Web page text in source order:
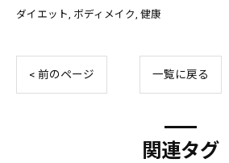
ダイエット ボディメイク 健康
< 前のページ 一覧に戻る
関連タグ